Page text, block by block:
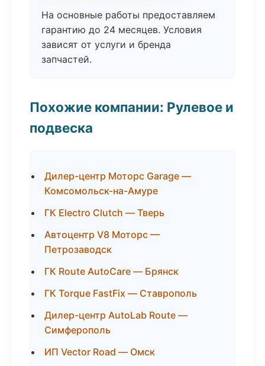
На основные работы предоставляем
гарантию до 24 месяцев. Условия
зависят от услуги и бренда
запчастей.
Похожие компании: Рулевое и
подвеска
Дилер-центр Моторс Garage —
Комсомольск-на-Амуре
ГК Electro Clutch — Тверь
Автоцентр V8 Моторс —
Петрозаводск
ГК Route AutoCare — Брянск
ГК Torque FastFix — Ставрополь
Дилер-центр AutoLab Route —
Симферополь
ИП Vector Road — Омск